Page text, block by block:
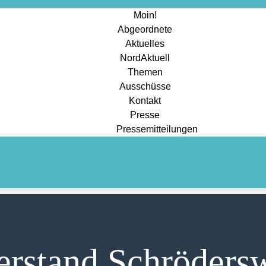
Moin!
Abgeordnete
Aktuelles
NordAktuell
Themen
Ausschüsse
Kontakt
Presse
Pressemitteilungen